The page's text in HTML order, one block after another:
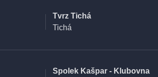
Tvrz Tichá
Tichá
Spolek Kašpar - Klubovna